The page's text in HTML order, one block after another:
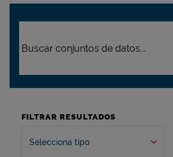
FILTRAR RESULTADOS
Selecciona tipo